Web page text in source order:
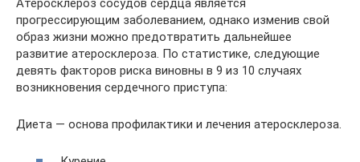
прогрессирующим заболеванием, однако изменив свой
образ жизни можно предотвратить дальнейшее
развитие атеросклероза. По статистике, следующие
девять факторов риска виновны в 9 из 10 случаях
возникновения сердечного приступа:
Диета — основа профилактики и лечения атеросклероза.